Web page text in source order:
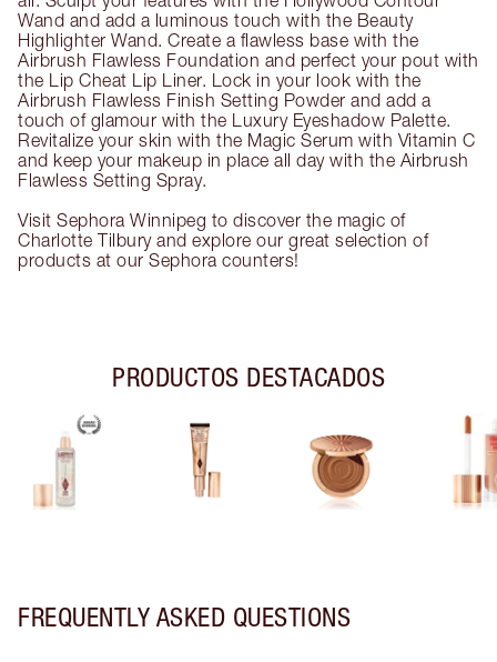
Wand and add a luminous touch with the Beauty
Highlighter Wand. Create a flawless base with the
Airbrush Flawless Foundation and perfect your pout with
the Lip Cheat Lip Liner. Lock in your look with the
Airbrush Flawless Finish Setting Powder and add a
touch of glamour with the Luxury Eyeshadow Palette.
Revitalize your skin with the Magic Serum with Vitamin C
and keep your makeup in place all day with the Airbrush
Flawless Setting Spray.
Visit Sephora Winnipeg to discover the magic of
Charlotte Tilbury and explore our great selection of
products at our Sephora counters!
PRODUCTOS DESTACADOS
FREQUENTLY ASKED QUESTIONS